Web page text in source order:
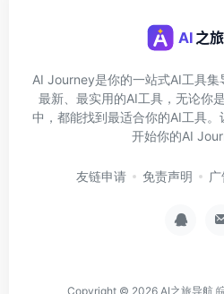
AI Journey是你的一站式AI工具
最新、最实用的AI工具，无论你
中，都能找到最适合你的AI工具。
开始你的AI
友链申请 免责声明
Copyright © 2026 AI之旅导航